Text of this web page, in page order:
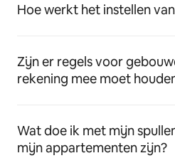
Hoe werkt het instellen
Zijn er regels voor
rekening mee moet
Wat doe ik met mijn
mijn appartementen zijn?